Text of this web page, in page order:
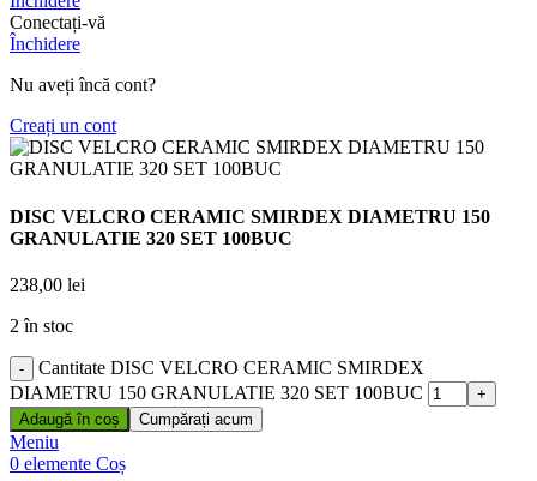
Conectați-vă
Închidere
Nu aveți încă cont?
Creați un cont
DISC VELCRO CERAMIC SMIRDEX DIAMETRU 150
GRANULATIE 320 SET 100BUC
238,00 lei
2 în stoc
Cantitate DISC VELCRO CERAMIC SMIRDEX
DIAMETRU 150 GRANULATIE 320 SET 100BUC
Adaugă în coș Cumpărați acum
Meniu
0 elemente Coș